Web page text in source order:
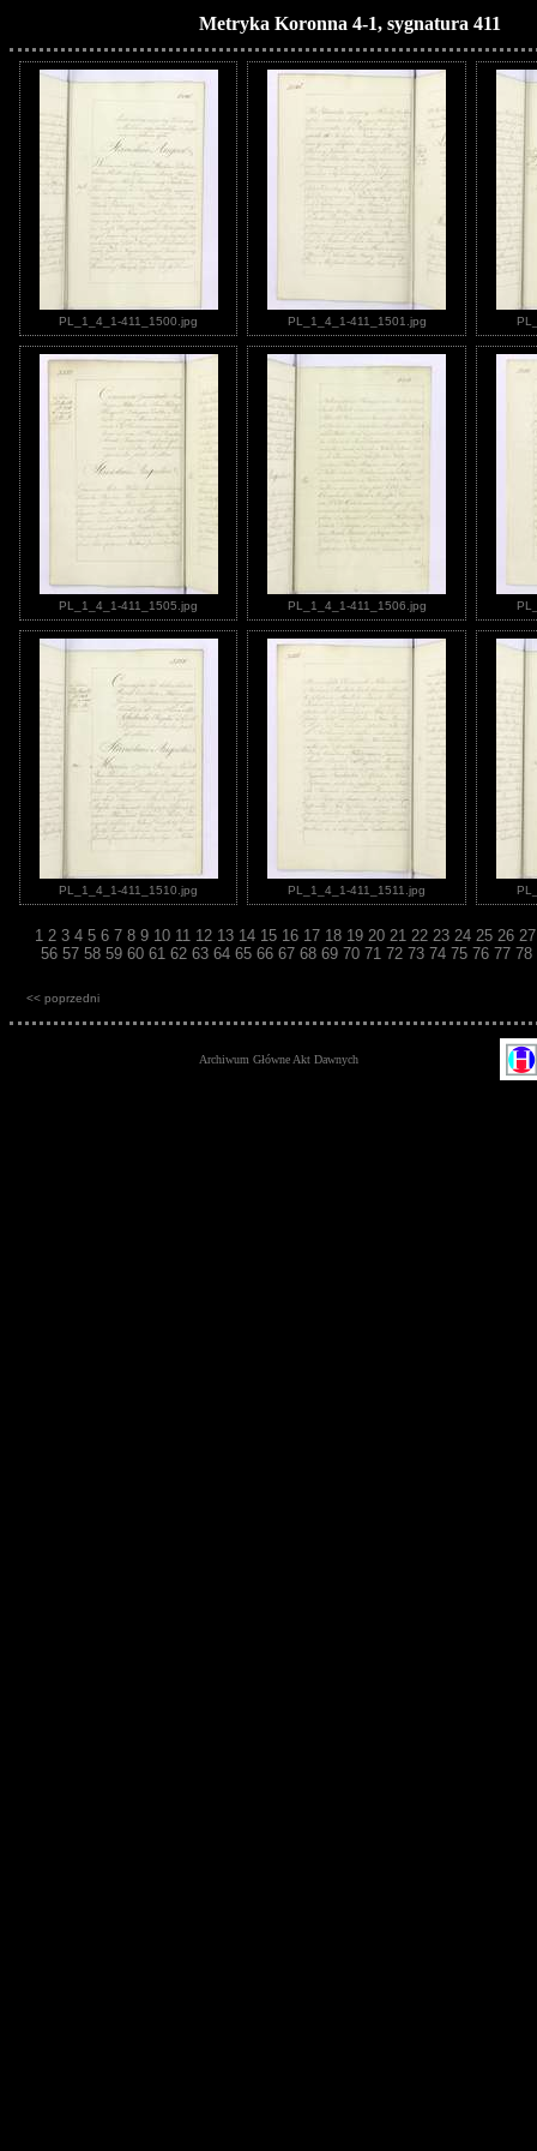
Metryka Koronna 4-1, sygnatura 411
PL_1_4_1-411_1500.jpg PL_1_4_1-411_1501.jpg
PL_1_4_1-411_1505.jpg PL_1_4_1-411_1506.jpg
PL_1_4_1-411_1510.jpg PL_1_4_1-411_1511.jpg
1 2 3 4 5 6 7 8 9 10 11 12 13 14 15 16 17 18 19 20 21 22 23 24 25 26
56 57 58 59 60 61 62 63 64 65 66 67 68 69 70 71 72 73 74 75 76 77 78
<< poprzedni
Archiwum Główne Akt Dawnych